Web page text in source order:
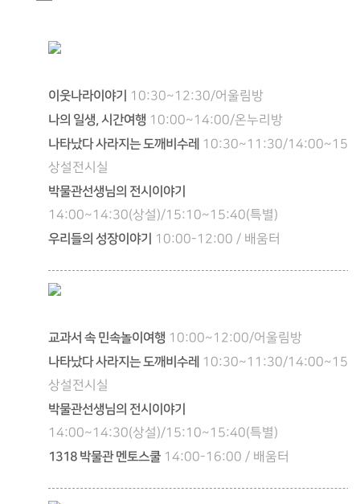
이웃나라이야기 10:30~12:30/어울림방
나의 일생, 시간여행 10:00~14:00/온누리방
나타났다 사라지는 도깨비수레
10:30~11:30/
상설전시실
박물관선생님의 전시이야기
14:00~14:30(상설)/15:10~15:40(특별)
우리들의 성장이야기 10:00-12:00 / 배움터
교과서 속 민속놀이여행 10:00~12:00/어울림방
나타났다 사라지는 도깨비수레
10:30~11:30/
상설전시실
박물관선생님의 전시이야기
14:00~14:30(상설)/15:10~15:40(특별)
1318 박물관 멘토스쿨 14:00-16:00 / 배움터